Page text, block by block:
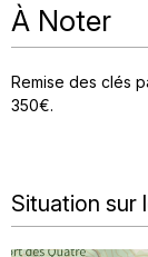
À Noter
Remise des clés
350€
Situation sur